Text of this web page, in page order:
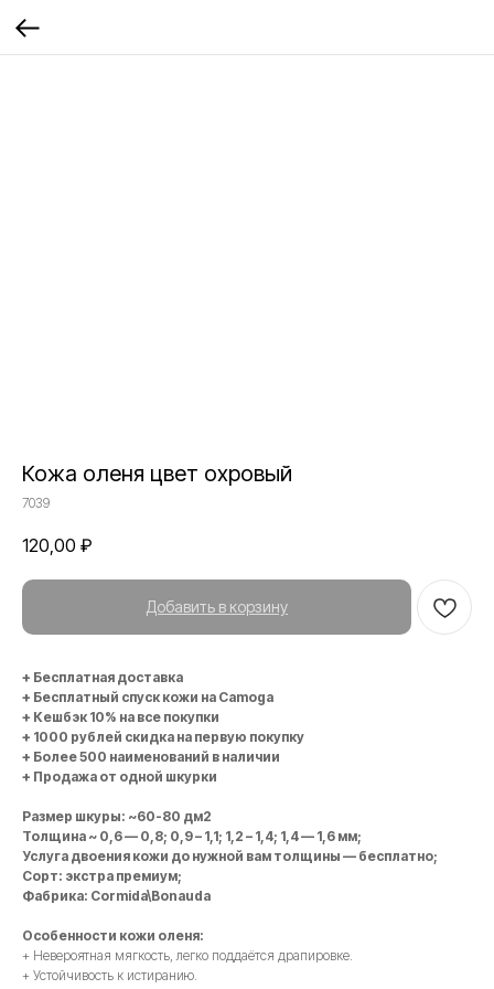
Кожа оленя цвет охровый
7039
120,00 ₽
Добавить в корзину
+ Бесплатная доставка
+ Бесплатный спуск кожи на Camoga
+ Кешбэк 10% на все покупки
+ 1000 рублей скидка на первую покупку
+ Более 500 наименований в наличии
+ Продажа от одной шкурки
Размер шкуры: ~60-80 дм2
Толщина ~ 0,6 — 0,8; 0,9 – 1,1; 1,2 – 1,4; 1,4 — 1,6 мм;
Услуга двоения кожи до нужной вам толщины — бесплатно;
Сорт: экстра премиум;
Фабрика: Cormida\Bonauda
Особенности кожи оленя:
+ Невероятная мягкость, легко поддаётся драпировке.
+ Устойчивость к истиранию.